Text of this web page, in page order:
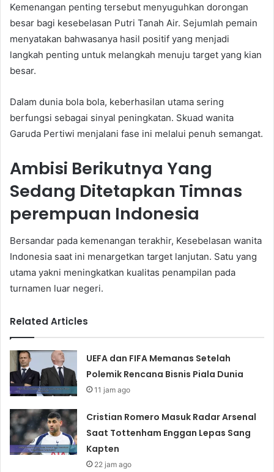
Kemenangan penting tersebut menyuguhkan dorongan
besar bagi kesebelasan Putri Tanah Air. Sejumlah pemain
menyatakan bahwasanya hasil positif yang menjadi
langkah penting untuk melangkah menuju target yang kian
besar.
Dalam dunia bola bola, keberhasilan utama sering
berfungsi sebagai sinyal peningkatan. Skuad wanita
Garuda Pertiwi menjalani fase ini melalui penuh semangat.
Ambisi Berikutnya Yang
Sedang Ditetapkan Timnas
perempuan Indonesia
Bersandar pada kemenangan terakhir, Kesebelasan wanita
Indonesia saat ini menargetkan target lanjutan. Satu yang
utama yakni meningkatkan kualitas penampilan pada
turnamen luar negeri.
Related Articles
UEFA dan FIFA Memanas Setelah
Polemik Rencana Bisnis Piala Dunia
11 jam ago
Cristian Romero Masuk Radar Arsenal
Saat Tottenham Enggan Lepas Sang
Kapten
22 jam ago